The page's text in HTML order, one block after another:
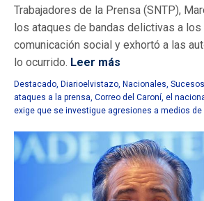
Trabajadores de la Prensa (SNTP),
los ataques de bandas delictivas a
comunicación social y exhortó a las
lo ocurrido. Leer más
Destacado Diarioelvistazo Nacionales Sucesos
ataques a la prensa Correo del Caroní el
exige que se investigue agresiones a medios